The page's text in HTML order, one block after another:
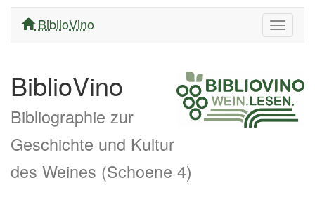
ein/
BiblioVino
BiblioVino
Bibliographie zur
Geschichte und Kultur
des Weines (Schoene 4)